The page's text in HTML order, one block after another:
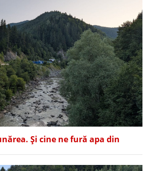
Și cine ne fură apa din